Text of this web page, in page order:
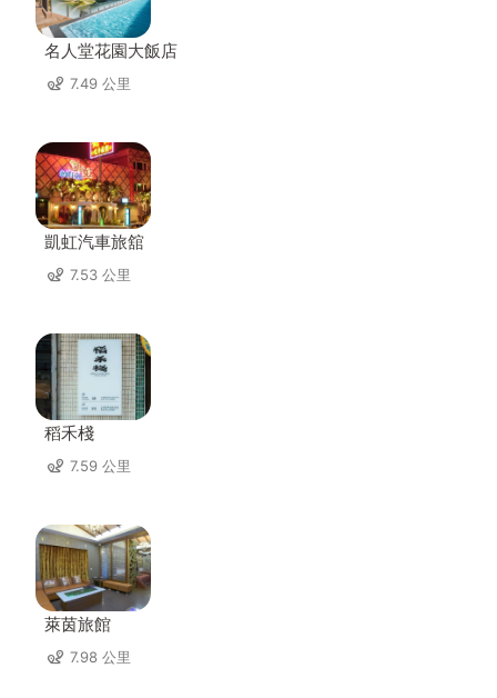
名人堂花園大飯店
7.49 公里
凱虹汽車旅舘
7.53 公里
稻禾棧
7.59 公里
萊茵旅館
7.98 公里